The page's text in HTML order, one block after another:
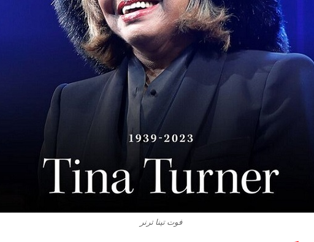
فوت تینا ترنر